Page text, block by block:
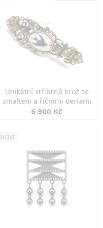
Unikátní stříbrná brož se
smaltem a říčními perlami
6 900 Kč
NOVÉ